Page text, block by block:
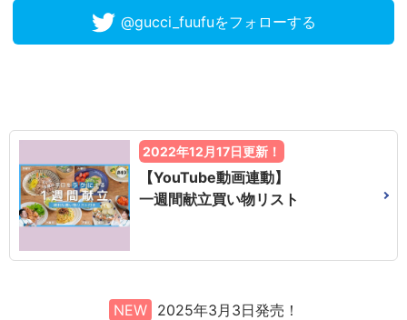
@gucci_fuufuをフォローする
2022年12月17日更新！
【YouTube動画連動】
一週間献立買い物リスト
NEW 2025年3月3日発売！